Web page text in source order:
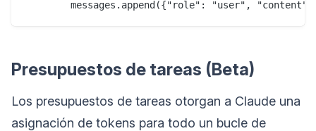
Presupuestos de tareas (Beta)
Los presupuestos de tareas otorgan a Claude una
asignación de tokens para todo un bucle de